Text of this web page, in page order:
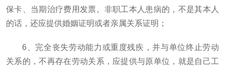
保卡、当期治疗费用发票。非职工本人患病的，不是其本人
的话，还应提供婚姻证明或者亲属关系证明；
6、完全丧失劳动能力或重度残疾，并与单位终止劳动
关系的，不再存在劳动关系，应提供与原单位，就是自己工